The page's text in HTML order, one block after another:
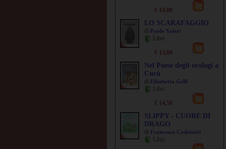
€ 14,00
LO SCARAFAGGIO
di Paolo Valeri
Libri
€ 13,00
Nel Paese degli orologi a
Cucù
di Elisabetta Gelli
Libri
€ 14,50
SLIPPY - CUORE DI
DRAGO
di Francesco Codenotti
Libri